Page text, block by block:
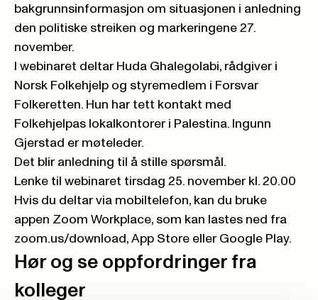
bakgrunnsinformasjon om situasjonen i anledning
den politiske streiken og markeringene 27.
november.
I webinaret deltar Huda Ghalegolabi, rådgiver i
Norsk Folkehjelp og styremedlem i Forsvar
Folkeretten. Hun har tett kontakt med
Folkehjelpas lokalkontorer i Palestina. Ingunn
Gjerstad er møteleder.
Det blir anledning til å stille spørsmål.
Lenke til webinaret tirsdag 25. november kl. 20.00
Hvis du deltar via mobiltelefon, kan du bruke
appen Zoom Workplace, som kan lastes ned fra
zoom.us/download, App Store eller Google Play.
Hør og se oppfordringer fra
kolleger